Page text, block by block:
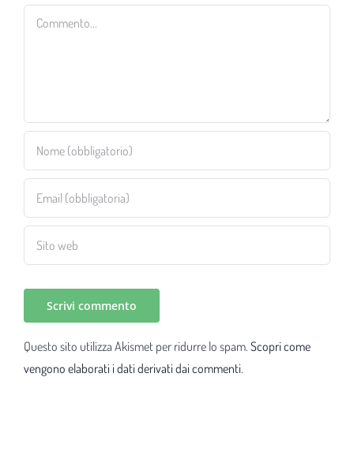
Commento
Questo sito utilizza Akismet per ridurre lo spam. Scopri come
vengono elaborati i dati derivati dai commenti.